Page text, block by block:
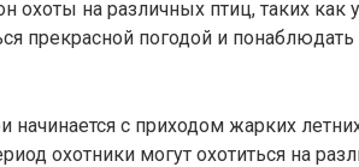
охоты на различных птиц, таких как
прекрасной погодой и
начинается с приходом жарких
охотники могут охотиться на